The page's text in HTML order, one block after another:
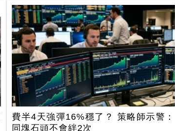
費半4天強彈16%穩了？ 策略師示警：
同塊石頭不會絆2次